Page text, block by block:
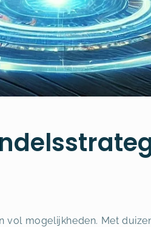
vol mogelijkheden. Met